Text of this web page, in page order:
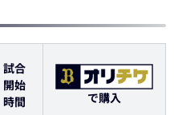
試合
開始
時間
で購入